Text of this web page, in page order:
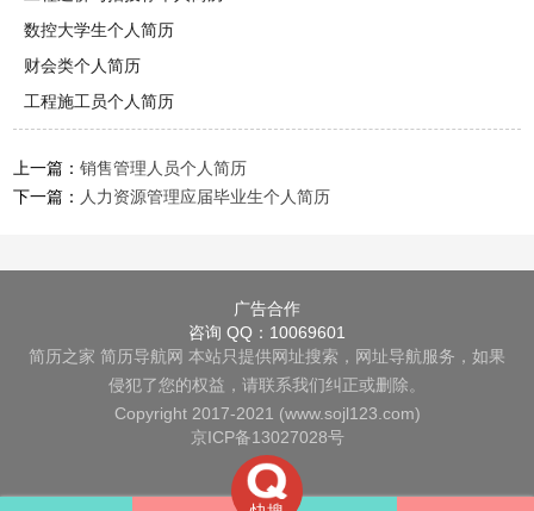
数控大学生个人简历
财会类个人简历
工程施工员个人简历
上一篇：销售管理人员个人简历
下一篇： 人力资源管理应届毕业生个人简历
广告合作
咨询 QQ：10069601
简历之家 简历导航网 本站只提供网址搜索，网址导航服务，如果
侵犯了您的权益，请联系我们纠正或删除。
Copyright 2017-2021 (www.sojl123.com)
京ICP备13027028号